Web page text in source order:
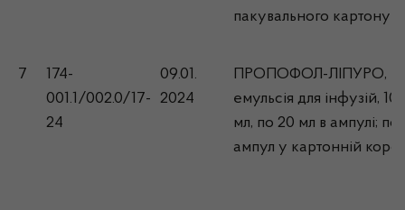
пакувального картону
7
174-
001.1/002.0/17-
24
09.01.
2024
ПРОПОФОЛ-ЛІПУРО,
емульсія для інфузій,
мл, по 20 мл в ампулі; по
ампул у картонній